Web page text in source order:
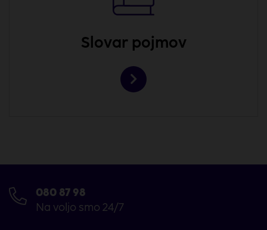
Slovar pojmov
080 87 98
Na voljo smo 24/7